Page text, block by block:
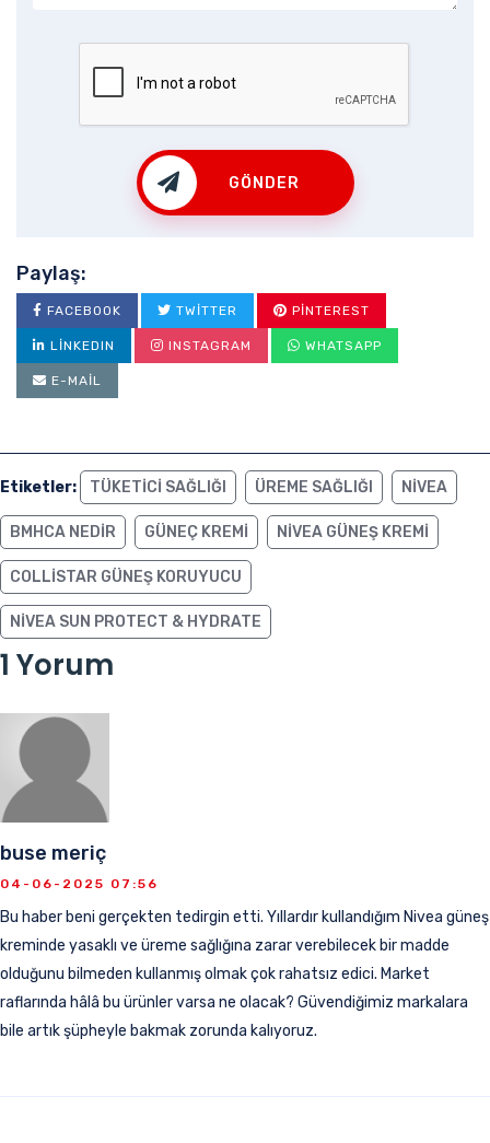
GÖNDER
Paylaş:
FACEBOOK TWITTER PINTEREST
LINKEDIN INSTAGRAM WHATSAPP
E-MAIL
Etiketler: TÜKETICI SAĞLIĞI ÜREME SAĞLIĞI NİVEA
BMHCA NEDIR GÜNEÇ KREMI NIVEA GÜNEŞ KREMI
COLLISTAR GÜNEŞ KORUYUCU
NIVEA SUN PROTECT & HYDRATE
1 Yorum
buse meriç
04-06-2025 07:56
Bu haber beni gerçekten tedirgin etti. Yıllardır kullandığım Nivea güneş
kreminde yasaklı ve üreme sağlığına zarar verebilecek bir madde
olduğunu bilmeden kullanmış olmak çok rahatsız edici. Market
raflarında hâlâ bu ürünler varsa ne olacak? Güvendiğimiz markalara
bile artık şüpheyle bakmak zorunda kalıyoruz.